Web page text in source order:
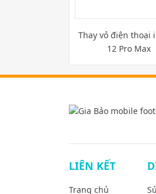
Thay vỏ điện thoại
12 Pro Max
LIÊN KẾT
Trang chủ